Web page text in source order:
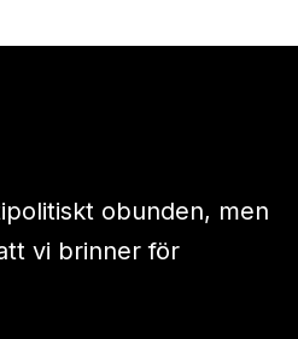
obunden, men
vi brinner för